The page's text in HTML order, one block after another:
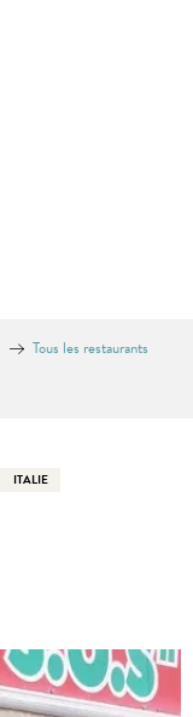
Tous les restaurants
ITALIE